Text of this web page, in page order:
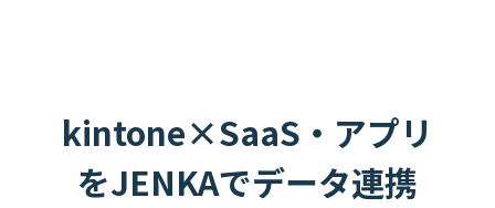
kintone×SaaS・アプリ
をJENKAでデータ連携